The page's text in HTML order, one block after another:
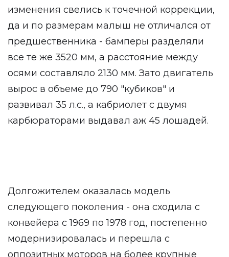
изменения свелись к точечной коррекции,
да и по размерам малыш не отличался от
предшественника - бамперы разделяли
все те же 3520 мм, а расстояние между
осями составляло 2130 мм. Зато двигатель
вырос в объеме до 790 "кубиков" и
развивал 35 л.с., а кабриолет с двумя
карбюраторами выдавал аж 45 лошадей.
Долгожителем оказалась модель
следующего поколения - она сходила с
конвейера с 1969 по 1978 год, постепенно
модернизировалась и перешла с
оппозитных моторов на более крупные